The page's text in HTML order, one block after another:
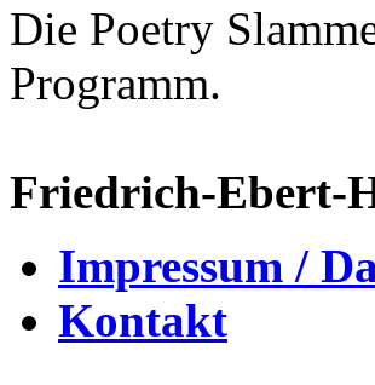
Die Poetry
Programm.
Friedrich-Ebert-
Impressum /
Kontakt